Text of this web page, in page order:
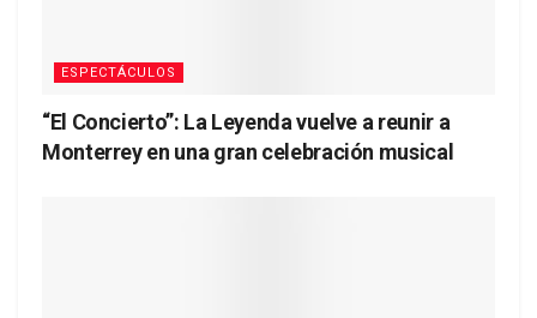
ESPECTÁCULOS
“El Concierto”: La Leyenda vuelve a reunir a
Monterrey en una gran celebración musical